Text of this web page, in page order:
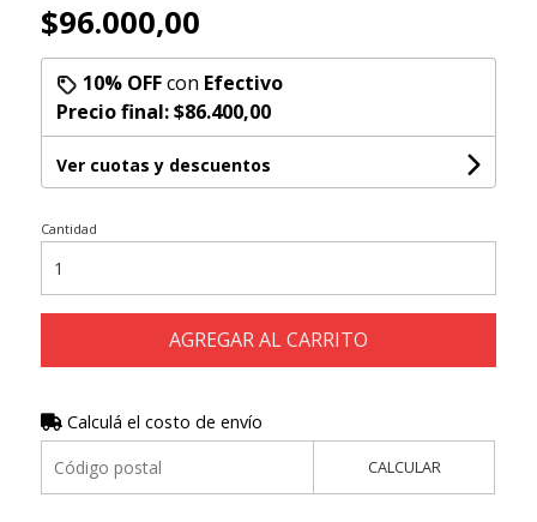
$96.000,00
10% OFFcon Efectivo
Precio final:$86.400,00
Ver cuotas y descuentos
Cantidad
AGREGAR AL CARRITO
Calculá el costo de envío
CALCULAR